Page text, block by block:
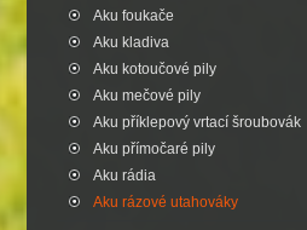
Aku foukače
Aku kladiva
Aku kotoučové pily
Aku mečové pily
Aku příklepový vrtací šroubovák
Aku přímočaré pily
Aku rádia
Aku rázové utahováky